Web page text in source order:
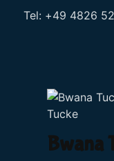
Tel: +49 4826
Bwana